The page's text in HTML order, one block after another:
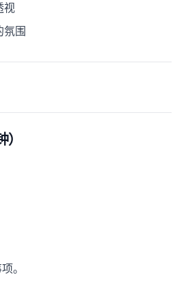
视
氛围
。